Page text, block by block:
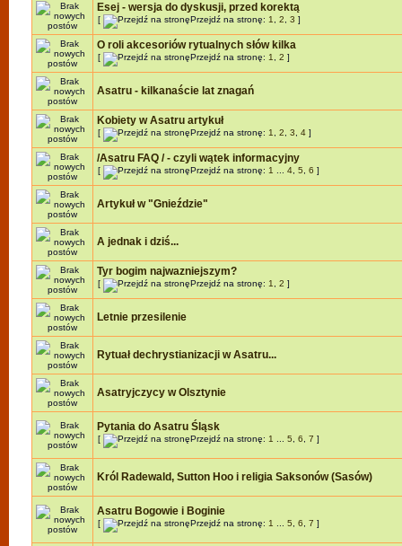
Esej - wersja do dyskusji, przed korektą
[ Przejdź na stronę: 1 2 3 ]
O roli akcesoriów rytualnych słów kilka
[ Przejdź na stronę: 1 2 ]
Asatru - kilkanaście lat znagań
Kobiety w Asatru artykuł
[ Przejdź na stronę: 1 2 3 4 ]
/Asatru FAQ / - czyli wątek informacyjny
[ Przejdź na stronę: 1 4 5 6 ]
Artykuł w "Gnieździe"
A jednak i dziś...
Tyr bogim najwazniejszym?
[ Przejdź na stronę: 1 2 ]
Letnie przesilenie
Rytuał dechrystianizacji w Asatru...
Asatryjczycy w Olsztynie
Pytania do Asatru Śląsk
[ Przejdź na stronę: 1 5 6 7 ]
Król Radewald, Sutton Hoo i religia Saksonów (Sasów)
Asatru Bogowie i Boginie
[ Przejdź na stronę: 1 5 6 7 ]